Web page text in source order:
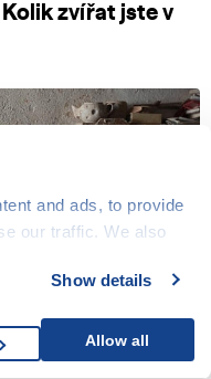
and ads, to provide
our traffic. We also
who may
your use of their
Show details
Allow all
Kolik zvířat jste v